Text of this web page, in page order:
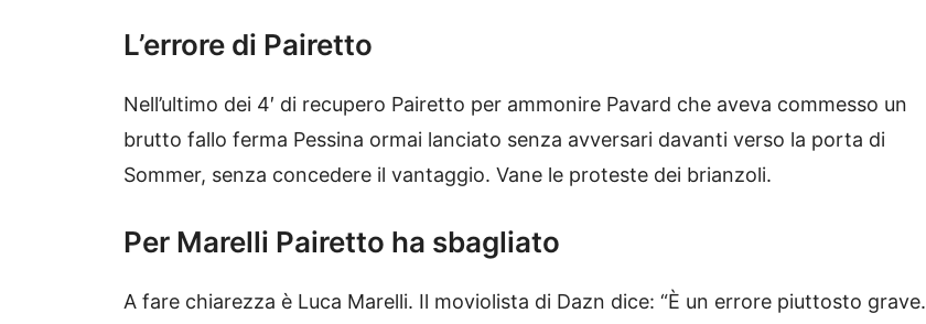
L’errore di Pairetto
Nell’ultimo dei 4′ di recupero Pairetto per ammonire Pavard che aveva commesso un
brutto fallo ferma Pessina ormai lanciato senza avversari davanti verso la porta di
Sommer, senza concedere il vantaggio. Vane le proteste dei brianzoli.
Per Marelli Pairetto ha sbagliato
A fare chiarezza è Luca Marelli. Il moviolista di Dazn dice: “È un errore piuttosto grave.